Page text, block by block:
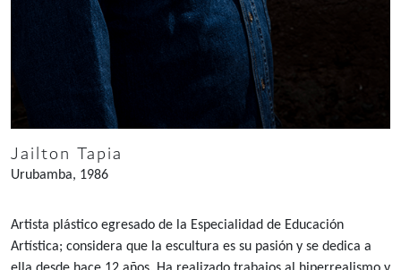
Jailton Tapia
Urubamba, 1986
Artista plástico egresado de la Especialidad de Educación
Artística; considera que la escultura es su pasión y se dedica a